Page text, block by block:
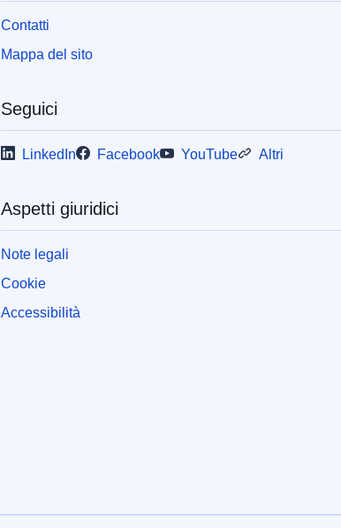
Contatti
Mappa del sito
Seguici
LinkedIn Facebook YouTube Altri
Aspetti giuridici
Note legali
Cookie
Accessibilità